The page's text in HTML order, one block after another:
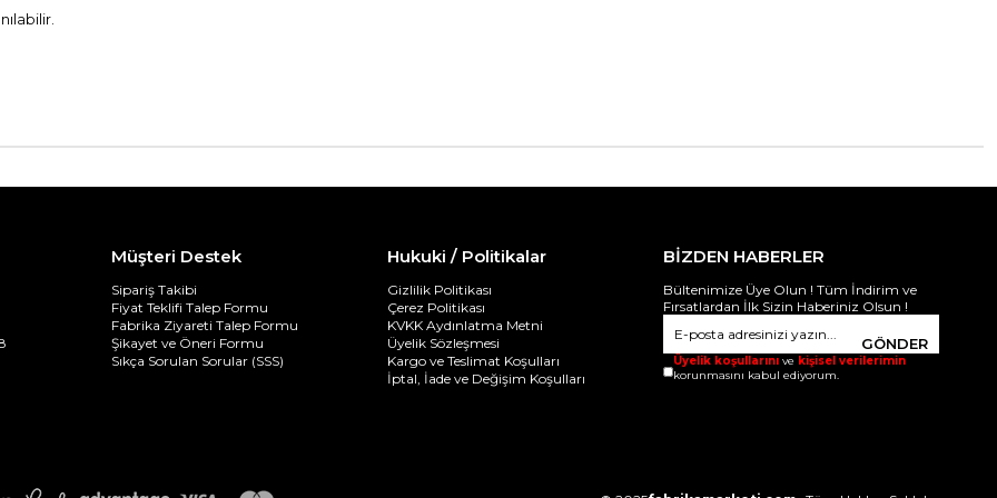
Müşteri Destek
Sipariş Takibi
Fiyat Teklifi Talep Formu
Fabrika Ziyareti Talep Formu
Şikayet ve Öneri Formu
Sıkça Sorulan Sorular (SSS)
Hukuki / Politikalar
Gizlilik Politikası
Çerez Politikası
KVKK Aydınlatma Metni
Üyelik Sözleşmesi
Kargo ve Teslimat Koşulları
İptal, İade ve Değişim Koşulları
BİZDEN HABERLER
Bültenimize Üye Olun ! Tüm İndirim ve
Fırsatlardan İlk Sizin Haberiniz Olsun !
GÖNDER
Üyelik koşullarınıve kişisel verilerimin
korunmasını kabul ediyorum.